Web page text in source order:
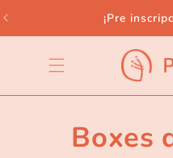
¡Pre
Boxes